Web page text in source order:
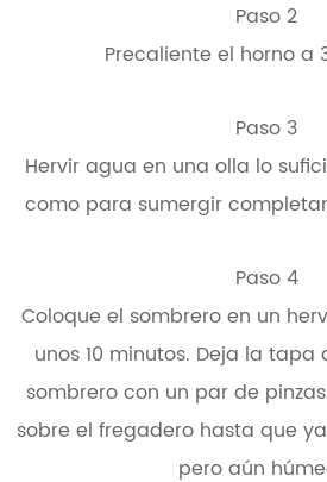
Paso 2
Precaliente el horno a
Paso 3
Hervir agua en una olla lo
como para sumergir
Paso 4
Coloque el sombrero en un
unos 10 minutos. Deja la tapa
sombrero con un par de
sobre el fregadero hasta que
pero aún